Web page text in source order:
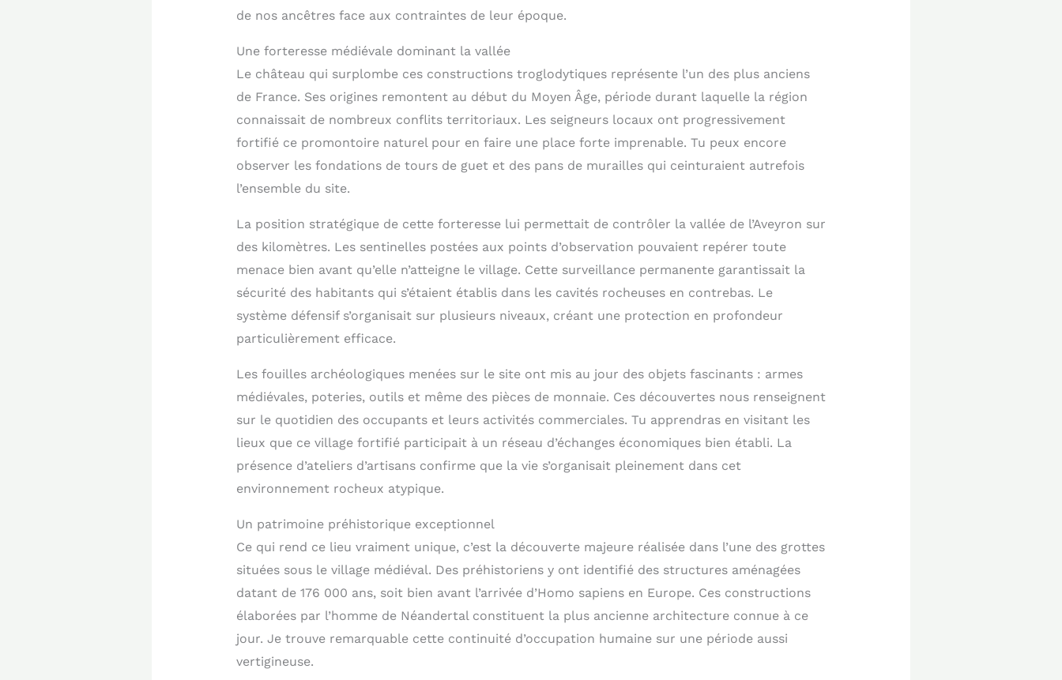
de nos ancêtres face aux contraintes de leur époque.
Une forteresse médiévale dominant la vallée
Le château qui surplombe ces constructions troglodytiques représente l’un des plus anciens
de France. Ses origines remontent au début du Moyen Âge, période durant laquelle la région
connaissait de nombreux conflits territoriaux. Les seigneurs locaux ont progressivement
fortifié ce promontoire naturel pour en faire une place forte imprenable. Tu peux encore
observer les fondations de tours de guet et des pans de murailles qui ceinturaient autrefois
l’ensemble du site.
La position stratégique de cette forteresse lui permettait de contrôler la vallée de l’Aveyron sur
des kilomètres. Les sentinelles postées aux points d’observation pouvaient repérer toute
menace bien avant qu’elle n’atteigne le village. Cette surveillance permanente garantissait la
sécurité des habitants qui s’étaient établis dans les cavités rocheuses en contrebas. Le
système défensif s’organisait sur plusieurs niveaux, créant une protection en profondeur
particulièrement efficace.
Les fouilles archéologiques menées sur le site ont mis au jour des objets fascinants : armes
médiévales, poteries, outils et même des pièces de monnaie. Ces découvertes nous renseignent
sur le quotidien des occupants et leurs activités commerciales. Tu apprendras en visitant les
lieux que ce village fortifié participait à un réseau d’échanges économiques bien établi. La
présence d’ateliers d’artisans confirme que la vie s’organisait pleinement dans cet
environnement rocheux atypique.
Un patrimoine préhistorique exceptionnel
Ce qui rend ce lieu vraiment unique, c’est la découverte majeure réalisée dans l’une des grottes
situées sous le village médiéval. Des préhistoriens y ont identifié des structures aménagées
datant de 176 000 ans, soit bien avant l’arrivée d’Homo sapiens en Europe. Ces constructions
élaborées par l’homme de Néandertal constituent la plus ancienne architecture connue à ce
jour. Je trouve remarquable cette continuité d’occupation humaine sur une période aussi
vertigineuse.